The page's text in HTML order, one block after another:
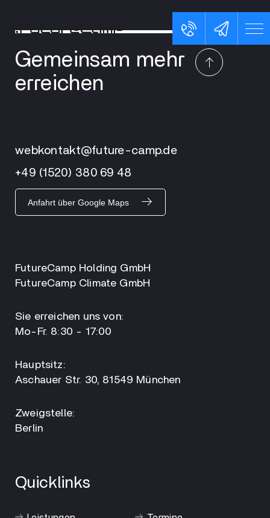
Gemeinsam mehr
erreichen
webkontakt@future-camp.de
+49 (1520) 380 69 48
Anfahrt über Google Maps
FutureCamp Holding GmbH
FutureCamp Climate GmbH
Sie erreichen uns von:
Mo-Fr. 8:30 - 17:00
Hauptsitz:
Aschauer Str. 30, 81549 München
Zweigstelle:
Berlin
Quicklinks